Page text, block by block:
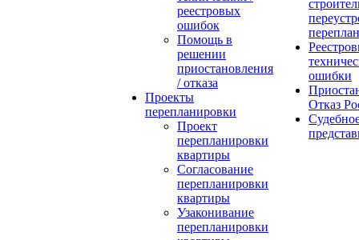
реестровых
ошибок
Помощь в
решении
приостановления
/ отказа
Проекты
перепланировки
Проект
перепланировки
квартиры
Согласование
перепланировки
квартиры
Узаконивание
перепланировки
ошибки
Отказ